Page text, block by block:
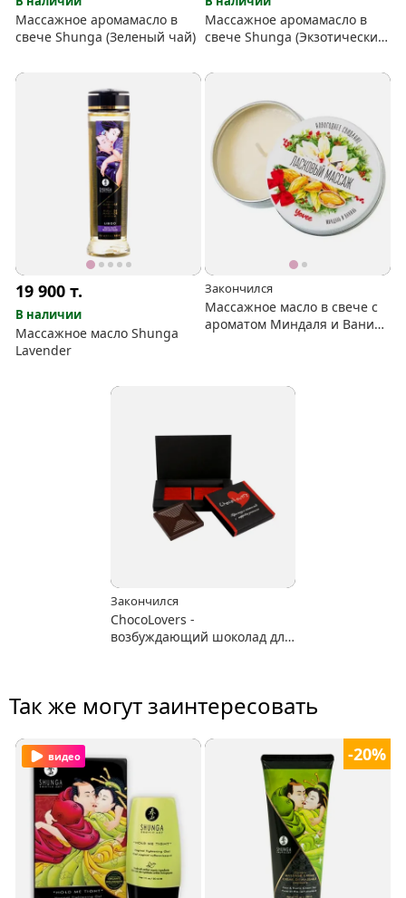
Массажное аромамасло в
свече Shunga (Зеленый чай)
Массажное аромамасло в
свече Shunga (Экзотические
19 900т.
В наличии
Массажное масло Shunga
Lavender
Закончился
Массажное масло в свече с
ароматом Миндаля и Ванили
Закончился
ChocoLovers -
возбуждающий шоколад для
Так же могут заинтересовать
видео -20%